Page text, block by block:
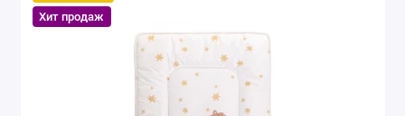
Хит продаж